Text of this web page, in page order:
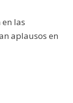
las
aplausos en